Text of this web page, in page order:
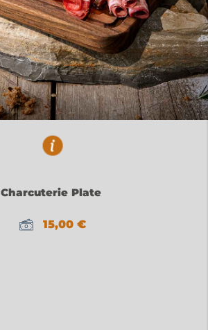
Charcuterie Plate
15,00 €